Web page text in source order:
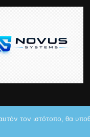
τον ιστότοπο, θα